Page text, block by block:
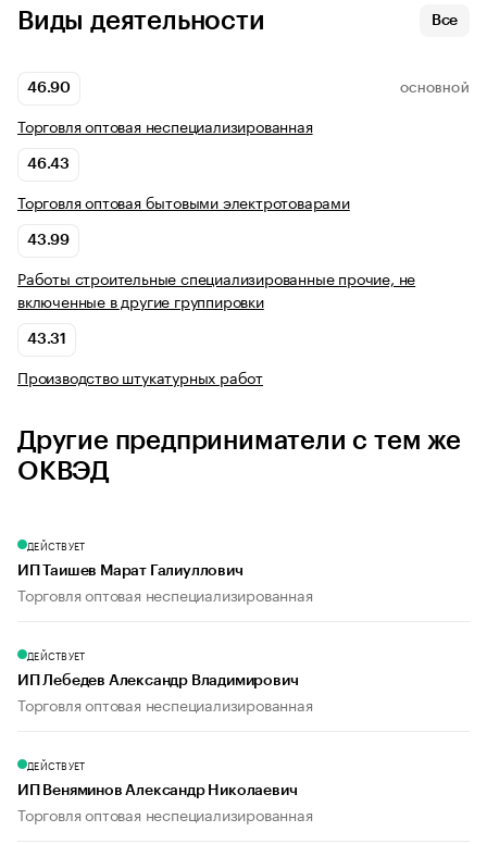
Виды деятельности Все
46.90 ОСНОВНОЙ
Торговля оптовая неспециализированная
46.43
Торговля оптовая бытовыми электротоварами
43.99
Работы строительные специализированные прочие, не
включенные в другие группировки
43.31
Производство штукатурных работ
Другие предприниматели с тем же
ОКВЭД
ДЕЙСТВУЕТ
ИП Таишев Марат Галиуллович
Торговля оптовая неспециализированная
ДЕЙСТВУЕТ
ИП Лебедев Александр Владимирович
Торговля оптовая неспециализированная
ДЕЙСТВУЕТ
ИП Веняминов Александр Николаевич
Торговля оптовая неспециализированная